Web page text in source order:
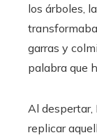
los árboles,
garras y
palabra que
Al despertar,
replicar